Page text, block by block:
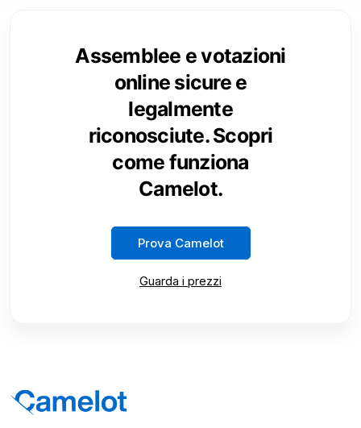
Assemblee e votazioni
online sicure e
legalmente
riconosciute. Scopri
come funziona
Camelot.
Prova Camelot
Guarda i prezzi